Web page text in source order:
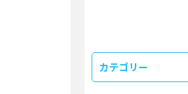
カテゴリー